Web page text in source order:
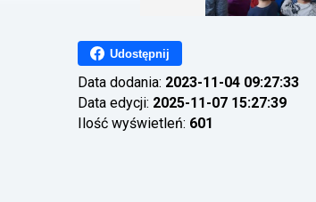
Udostępnij
Data dodania: 2023-11-04 09:27:33
Data edycji: 2025-11-07 15:27:39
Ilość wyświetleń: 601